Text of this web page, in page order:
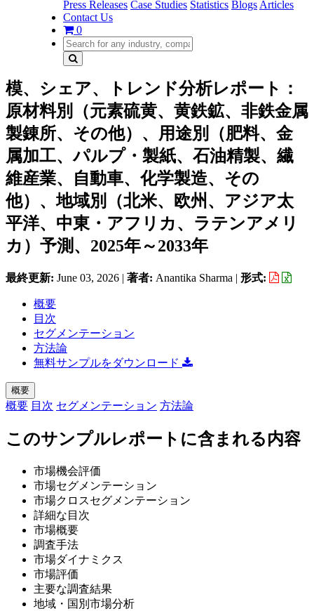
Press Releases Case Studies Statistics Blogs Articles
Contact Us
0
模、シェア、トレンド分析レポート：
原材料別（元素硫黄、黄鉄鉱、非鉄金属
製錬所、その他）、用途別（肥料、金
属加工、パルプ・製紙、石油精製、繊
維産業、自動車、化学製造、その
他）、地域別（北米、欧州、アジア太
平洋、中東・アフリカ、ラテンアメリ
カ）予測、2025年～2033年
最終更新: June 03, 2026 | 著者: Anantika Sharma | 形式:
概要
目次
セグメンテーション
方法論
無料サンプルをダウンロード
概要
概要 目次 セグメンテーション 方法論
このサンプルレポートに含まれる内容
市場機会評価
市場セグメンテーション
市場クロスセグメンテーション
詳細な目次
市場概要
調査手法
市場ダイナミクス
市場評価
主要な調査結果
地域・国別市場分析